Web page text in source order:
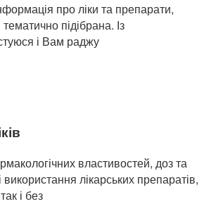
про ліки та препарати,
підібрана. Із
і Вам раджу
властивостей, доз та
лікарських препаратів,
і без